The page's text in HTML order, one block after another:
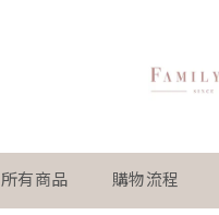
所有商品 購物流程